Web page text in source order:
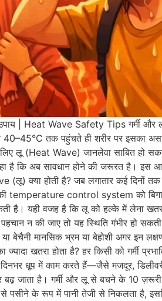
| Heat Wave Safety Tips गर्मी और
40–45°C तक पहुंचते ही शरीर पर इसका
लू (Heat Wave) जानलेवा साबित हो
है कि अब सावधान होने की जरूरत है। इस
क्या होती है? जब लगातार कई दिनों तक
की temperature control system को
है। यही वजह है कि लू को हल्के में
न की जाए तो यह स्थिति गंभीर हो
या बेचैनी मानसिक भ्रम या बेहोशी अगर इन
खतरा होता है? हर किसी को गर्मी
धूप में काम करते हैं—जैसे मजदूर,
जाता है। गर्मी और लू से बचने के 10
पसीने के रूप में पानी तेजी से निकलता है,